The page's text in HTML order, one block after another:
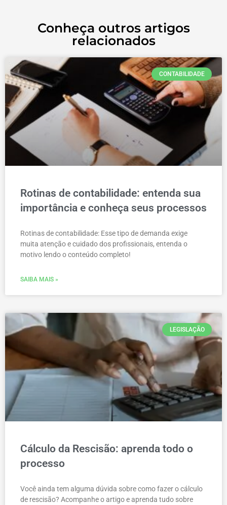
Conheça outros artigos
relacionados
CONTABILIDADE
Rotinas de contabilidade: entenda sua
importância e conheça seus processos
Rotinas de contabilidade: Esse tipo de demanda exige
muita atenção e cuidado dos profissionais, entenda o
motivo lendo o conteúdo completo!
SAIBA MAIS »
LEGISLAÇÃO
Cálculo da Rescisão: aprenda todo o
processo
Você ainda tem alguma dúvida sobre como fazer o cálculo
de rescisão? Acompanhe o artigo e aprenda tudo sobre